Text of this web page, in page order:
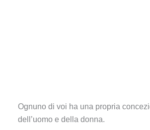
Ognuno di voi ha una propria
dell’uomo e della donna.